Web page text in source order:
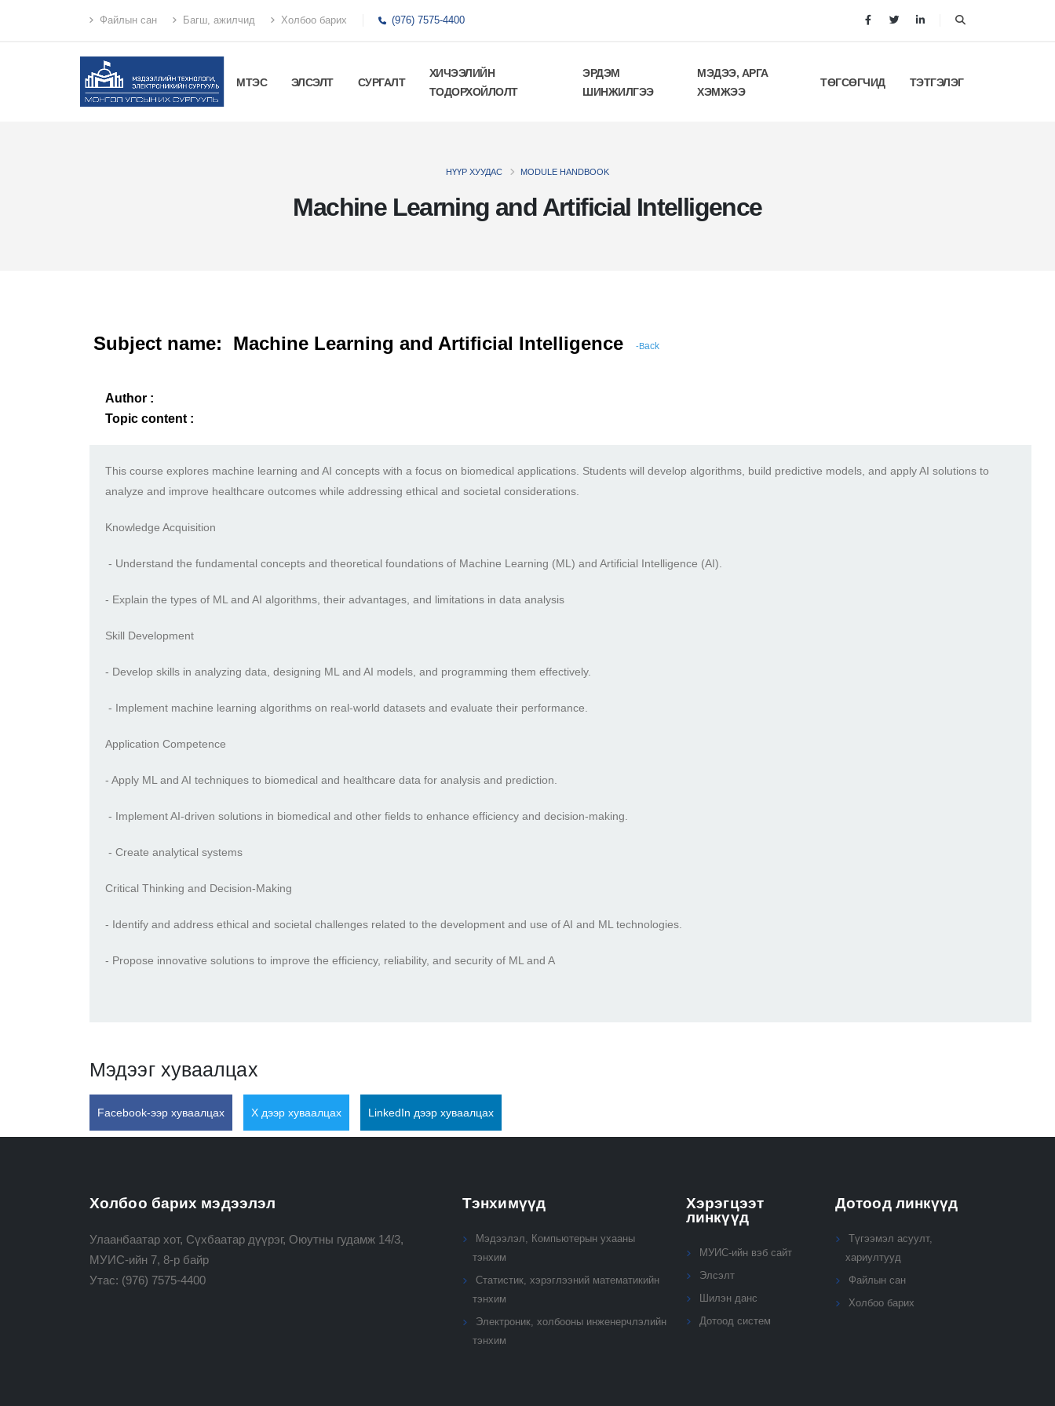
Файлын сан Багш, ажилчид Холбоо барих (976) 7575-4400
МТЭС ЭЛСЭЛТ СУРГАЛТ
ХИЧЭЭЛИЙН
ТОДОРХОЙЛОЛТ
ЭРДЭМ
ШИНЖИЛГЭЭ
МЭДЭЭ, АРГА
ХЭМЖЭЭ
ТӨГСӨГЧИД ТЭТГЭЛЭГ
Machine Learning and Artificial Intelligence
НҮҮР ХУУДАС MODULE HANDBOOK
Subject name: Machine Learning and Artificial Intelligence -Back
Author :
Topic content :
This course explores machine learning and AI concepts with a focus on biomedical applications. Students will develop algorithms, build predictive models, and apply AI solutions to
analyze and improve healthcare outcomes while addressing ethical and societal considerations.
Knowledge Acquisition
- Understand the fundamental concepts and theoretical foundations of Machine Learning (ML) and Artificial Intelligence (AI).
- Explain the types of ML and AI algorithms, their advantages, and limitations in data analysis
Skill Development
- Develop skills in analyzing data, designing ML and AI models, and programming them effectively.
- Implement machine learning algorithms on real-world datasets and evaluate their performance.
Application Competence
- Apply ML and AI techniques to biomedical and healthcare data for analysis and prediction.
- Implement AI-driven solutions in biomedical and other fields to enhance efficiency and decision-making.
- Create analytical systems
Critical Thinking and Decision-Making
- Identify and address ethical and societal challenges related to the development and use of AI and ML technologies.
- Propose innovative solutions to improve the efficiency, reliability, and security of ML and A
Мэдээг хуваалцах
Facebook-ээр хуваалцах X дээр хуваалцах LinkedIn дээр хуваалцах
Холбоо барих мэдээлэл
Улаанбаатар хот, Сүхбаатар дүүрэг, Оюутны гудамж 14/3,
МУИС-ийн 7, 8-р байр
Утас: (976) 7575-4400
Тэнхимүүд
Мэдээлэл, Компьютерын ухааны
тэнхим
Статистик, хэрэглээний математикийн
тэнхим
Электроник, холбооны инженерчлэлийн
тэнхим
Хэрэгцээт
линкүүд
МУИС-ийн вэб сайт
Элсэлт
Шилэн данс
Дотоод систем
Дотоод линкүүд
Түгээмэл асуулт,
хариултууд
Файлын сан
Холбоо барих